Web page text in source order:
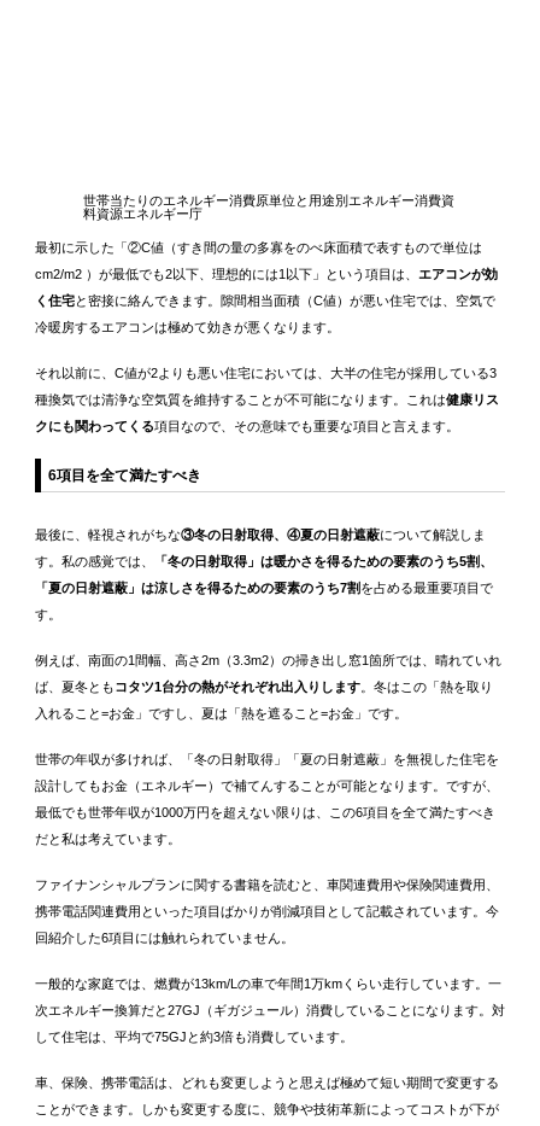
世帯当たりのエネルギー消費原単位と用途別エネルギー消費資
料資源エネルギー庁
最初に示した「②C値（すき間の量の多寡をのべ床面積で表すもので単位は
cm2/m2 ）が最低でも2以下、理想的には1以下」という項目は、 エアコンが効
く住宅と密接に絡んできます。隙間相当面積（C値）が悪い住宅では、空気で
冷暖房するエアコンは極めて効きが悪くなります。
それ以前に、C値が2よりも悪い住宅においては、大半の住宅が採用している3
種換気では清浄な空気質を維持することが不可能になります。これは健康リス
クにも関わってくる項目なので、その意味でも重要な項目と言えます。
6項目を全て満たすべき
最後に、軽視されがちな③冬の日射取得、④夏の日射遮蔽について解説しま
す。私の感覚では、
「冬の日射取得」は暖かさを得るための要素のうち5割、
「夏の日射遮蔽」は涼しさを得るための要素のうち7割 を占める最重要項目で
す。
例えば、南面の1間幅、高さ2m（3.3m2）の掃き出し窓1箇所では、晴れていれ
ば、夏冬ともコタツ1台分の熱がそれぞれ出入りします。冬はこの「熱を取り
入れること=お金」ですし、夏は「熱を遮ること=お金」です。
世帯の年収が多ければ、「冬の日射取得」「夏の日射遮蔽」を無視した住宅を
設計してもお金（エネルギー）で補てんすることが可能となります。ですが、
最低でも世帯年収が1000万円を超えない限りは、この6項目を全て満たすべき
だと私は考えています。
ファイナンシャルプランに関する書籍を読むと、車関連費用や保険関連費用、
携帯電話関連費用といった項目ばかりが削減項目として記載されています。今
回紹介した6項目には触れられていません。
一般的な家庭では、燃費が13km/Lの車で年間1万kmくらい走行しています。一
次エネルギー換算だと27GJ（ギガジュール）消費していることになります。対
して住宅は、平均で75GJと約3倍も消費しています。
車、保険、携帯電話は、どれも変更しようと思えば極めて短い期間で変更する
ことができます。しかも変更する度に、競争や技術革新によってコストが下が